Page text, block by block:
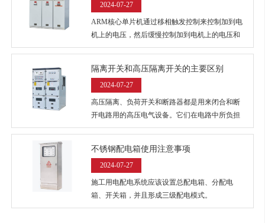
2024-07-27
ARM核心单片机通过移相触发控制来控制加到电
机上的电压，然后缓慢控制加到电机上的电压和
电流。开关设备平稳增加电机转矩。
隔离开关和高压隔离开关的主要区别
2024-07-27
高压隔离、负荷开关和断路器都是用来闭合和断
开电路用的高压电气设备。它们在电路中所负担
的任务也各有不同。
不锈钢配电箱使用注意事项
2024-07-27
施工用电配电系统应该设置总配电箱、分配电
箱、开关箱，并且形成三级配电模式。